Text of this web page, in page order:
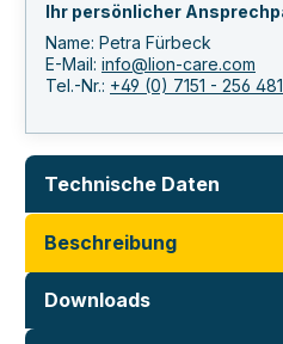
Ihr persönlicher
Name: Petra Fürbeck
E-Mail: info@lion-care.com
Tel.-Nr.: +49 (0) 7151 - 256
Technische Daten
Beschreibung
Downloads